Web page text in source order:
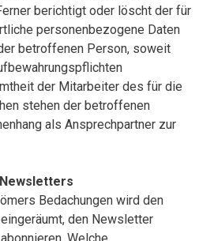
berichtigt oder löscht der für
personenbezogene Daten
betroffenen Person, soweit
der Mitarbeiter des für die
stehen der betroffenen
als Ansprechpartner zur
Bedachungen wird den
den Newsletter